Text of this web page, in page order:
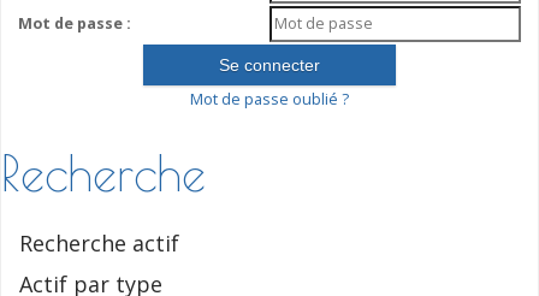
Mot de passe :
Mot de passe oublié ?
Recherche
Recherche actif
Actif par type